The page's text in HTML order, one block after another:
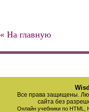
« На главную
Все права защищены.
сайта без
Онлайн учебники по HTML,